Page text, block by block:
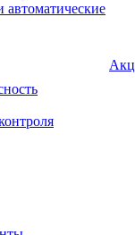
автоматические